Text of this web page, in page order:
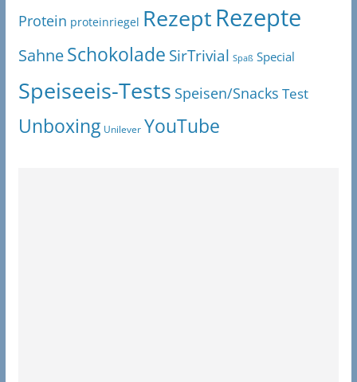
Protein proteinriegel RezeptRezepte
SahneSchokolade SirTrivial Spaß Special
Speiseeis-Tests Speisen/Snacks Test
Unboxing Unilever YouTube